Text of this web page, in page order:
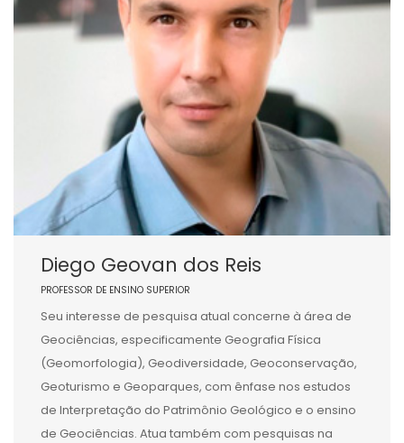
Diego Geovan dos Reis
PROFESSOR DE ENSINO SUPERIOR
Seu interesse de pesquisa atual concerne à área de
Geociências, especificamente Geografia Física
(Geomorfologia), Geodiversidade, Geoconservação,
Geoturismo e Geoparques, com ênfase nos estudos
de Interpretação do Patrimônio Geológico e o ensino
de Geociências. Atua também com pesquisas na